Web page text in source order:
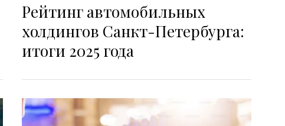
Рейтинг автомобильных
холдингов Санкт-Петербурга:
итоги 2025 года